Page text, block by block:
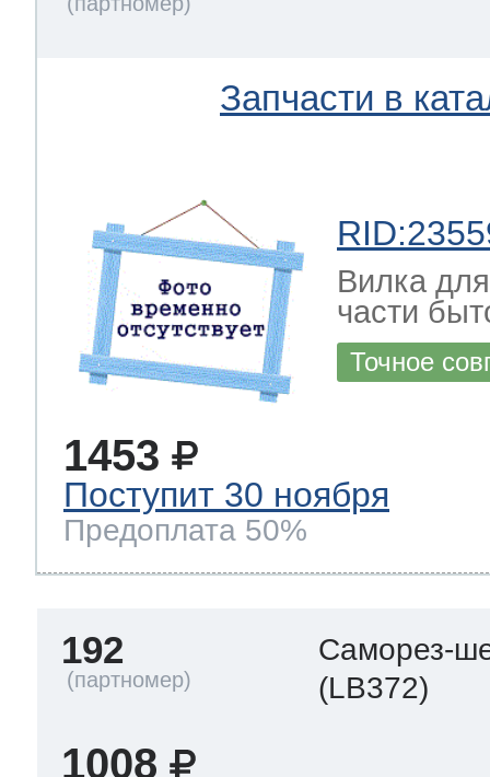
Запчасти в
Вилка
части
Точное
1453
Поступит 30 ноября
Предоплата 50%
192
Саморез-
(LB372)
1008